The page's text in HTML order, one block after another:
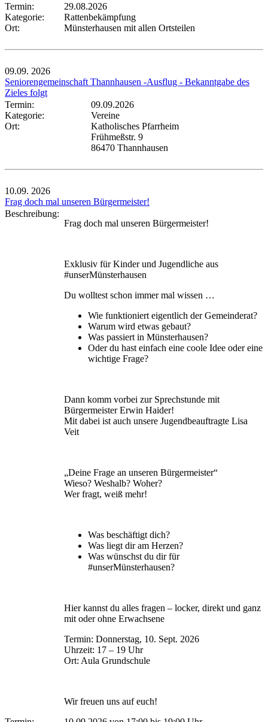
Termin:
29.08.2026
Kategorie:
Rattenbekämpfung
Ort:
Münsterhausen mit allen Ortsteilen
09.09. 2026
Seniorengemeinschaft Thannhausen -Ausflug - Bekanntgabe des
Zieles folgt
Termin:
09.09.2026
Kategorie:
Vereine
Ort:
Katholisches Pfarrheim
Frühmeßstr. 9
86470 Thannhausen
10.09. 2026
Frag doch mal unseren Bürgermeister!
Beschreibung:
Frag doch mal unseren Bürgermeister!
Exklusiv für Kinder und Jugendliche aus
#unserMünsterhausen
Du wolltest schon immer mal wissen …
Wie funktioniert eigentlich der Gemeinderat?
Warum wird etwas gebaut?
Was passiert in Münsterhausen?
Oder du hast einfach eine coole Idee oder eine
wichtige Frage?
Dann komm vorbei zur Sprechstunde mit
Bürgermeister Erwin Haider!
Mit dabei ist auch unsere Jugendbeauftragte Lisa
Veit
„Deine Frage an unseren Bürgermeister“
Wieso? Weshalb? Woher?
Wer fragt, weiß mehr!
Was beschäftigt dich?
Was liegt dir am Herzen?
Was wünschst du dir für
#unserMünsterhausen?
Hier kannst du alles fragen – locker, direkt und ganz
mit oder ohne Erwachsene
Termin: Donnerstag, 10. Sept. 2026
Uhrzeit: 17 – 19 Uhr
Ort: Aula Grundschule
Wir freuen uns auf euch!